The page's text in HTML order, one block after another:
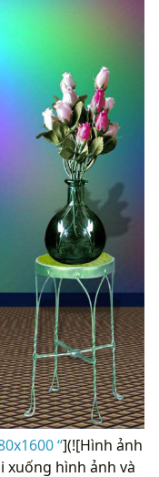
“](![Hình ảnh
xuống hình ảnh và